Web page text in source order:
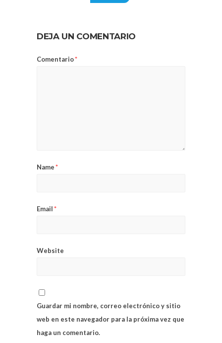
DEJA UN COMENTARIO
Comentario*
Name*
Email*
Website
Guardar mi nombre, correo electrónico y sitio
web en este navegador para la próxima vez que
haga un comentario.